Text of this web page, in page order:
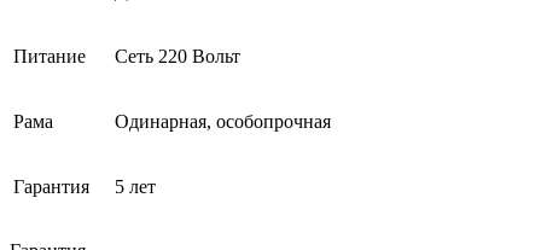
Питание Сеть 220 Вольт
Рама Одинарная, особопрочная
Гарантия 5 лет